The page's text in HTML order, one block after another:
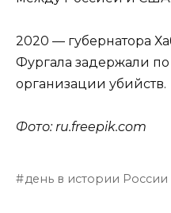
2020 — губернатора
Фургала задержали
организации убийств.
Фото: ru.freepik.com
день в истории России